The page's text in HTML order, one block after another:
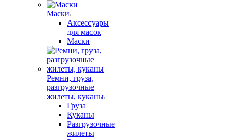
Маски
Аксессуары
для масок
Маски
Ремни, груза,
разгрузочные
жилеты, куканы
Груза
Куканы
Разгрузочные
жилеты